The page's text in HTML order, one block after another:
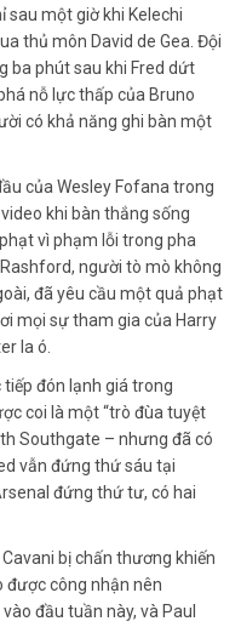
sau một giờ khi Kelechi
thủ môn David de Gea. Đội
ba phút sau khi Fred dứt
nỗ lực thấp của Bruno
có khả năng ghi bàn một
của Wesley Fofana trong
khi bàn thắng sống
vì phạm lỗi trong pha
người tò mò không
đã yêu cầu một quả phạt
mọi sự tham gia của Harry
la ó.
đón lạnh giá trong
coi là một “trò đùa tuyệt
Southgate – nhưng đã có
vẫn đứng thứ sáu tại
đứng thứ tư, có hai
bị chấn thương khiến
được công nhận nên
đầu tuần này, và Paul